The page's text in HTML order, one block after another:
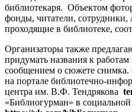
библиотекаря. Объектом
фонды, читатели,
проходящие в библиотеке,
Организаторы также
придумать названия к
сообщением о сюжете
на портале библиотечно-
центра им. В.Ф. Тендрякова
«Библиогурман» в